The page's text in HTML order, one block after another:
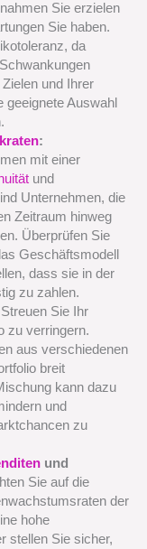
Sie erzielen
Sie haben.
da
und Ihrer
geeignete Auswahl
:
mit einer
und
Unternehmen, die
Zeitraum hinweg
Überprüfen Sie
Geschäftsmodell
dass sie in der
zu zahlen.
Streuen Sie Ihr
zu verringern.
aus verschiedenen
breit
kann dazu
und
zu
und
Sie auf die
der
hohe
stellen Sie sicher,